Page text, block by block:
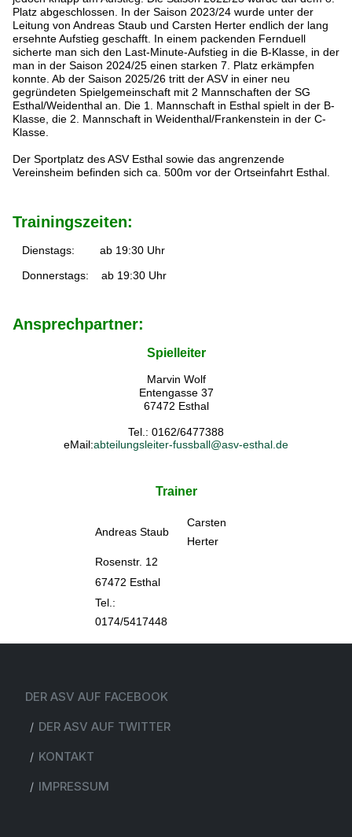
Platz abgeschlossen. In der Saison 2023/24 wurde unter der
Leitung von Andreas Staub und Carsten Herter endlich der lang
ersehnte Aufstieg geschafft. In einem packenden Fernduell
sicherte man sich den Last-Minute-Aufstieg in die B-Klasse, in der
man in der Saison 2024/25 einen starken 7. Platz erkämpfen
konnte. Ab der Saison 2025/26 tritt der ASV in einer neu
gegründeten Spielgemeinschaft mit 2 Mannschaften der SG
Esthal/Weidenthal an. Die 1. Mannschaft in Esthal spielt in der B-
Klasse, die 2. Mannschaft in Weidenthal/Frankenstein in der C-
Klasse.
Der Sportplatz des ASV Esthal sowie das angrenzende
Vereinsheim befinden sich ca. 500m vor der Ortseinfahrt Esthal.
Trainingszeiten:
Dienstags: ab 19:30 Uhr
Donnerstags: ab 19:30 Uhr
Ansprechpartner:
Spielleiter
Marvin Wolf
Entengasse 37
67472 Esthal
Tel.: 0162/6477388
eMail:abteilungsleiter-fussball@asv-esthal.de
Trainer
Andreas Staub
Carsten
Herter
Rosenstr. 12
67472 Esthal
Tel.:
0174/5417448
DER ASV AUF FACEBOOK
DER ASV AUF TWITTER
KONTAKT
IMPRESSUM